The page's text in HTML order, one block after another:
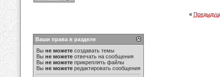
«
Ваши права в разделе
Вы не можете создавать темы
Вы не можете отвечать на сообщения
Вы не можете прикреплять файлы
Вы не можете редактировать сообщения